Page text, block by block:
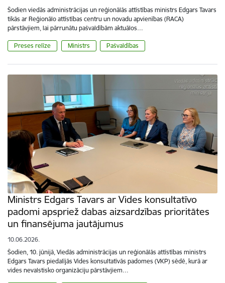
Šodien viedās administrācijas un reģionālās attīstības ministrs Edgars Tavars
tikās ar Reģionālo attīstības centru un novadu apvienības (RACA)
pārstāvjiem, lai pārrunātu pašvaldībām aktuālos…
Preses relīze Ministrs Pašvaldības
Ministrs Edgars Tavars ar Vides konsultatīvo
padomi apspriež dabas aizsardzības prioritātes
un finansējuma jautājumus
10.06.2026.
Šodien, 10. jūnijā, Viedās administrācijas un reģionālās attīstības ministrs
Edgars Tavars piedalījās Vides konsultatīvās padomes (VKP) sēdē, kurā ar
vides nevalstisko organizāciju pārstāvjiem…